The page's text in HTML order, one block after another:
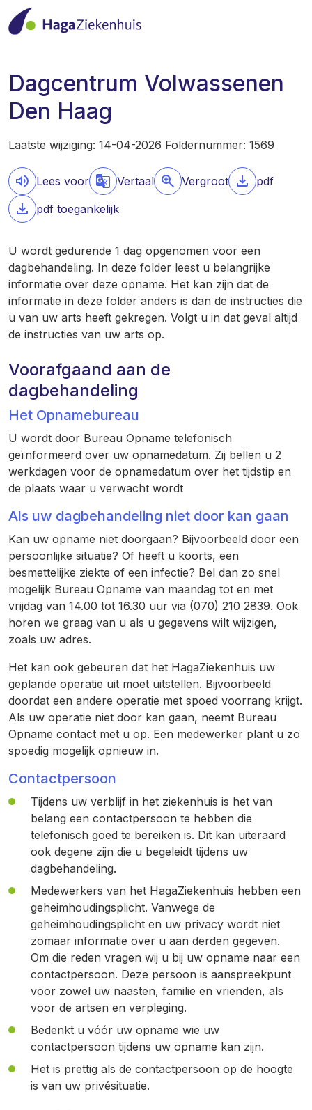
Dagcentrum Volwassenen
Den Haag
Laatste wijziging: 14-04-2026 Foldernummer: 1569
Lees voor Vertaal Vergroot
pdf
pdf toegankelijk
U wordt gedurende 1 dag opgenomen voor een
dagbehandeling. In deze folder leest u belangrijke
informatie over deze opname. Het kan zijn dat de
informatie in deze folder anders is dan de instructies die
u van uw arts heeft gekregen. Volgt u in dat geval altijd
de instructies van uw arts op.
Voorafgaand aan de
dagbehandeling
Het Opnamebureau
U wordt door Bureau Opname telefonisch
geïnformeerd over uw opnamedatum. Zij bellen u 2
werkdagen voor de opnamedatum over het tijdstip en
de plaats waar u verwacht wordt
Als uw dagbehandeling niet door kan gaan
Kan uw opname niet doorgaan? Bijvoorbeeld door een
persoonlijke situatie? Of heeft u koorts, een
besmettelijke ziekte of een infectie? Bel dan zo snel
mogelijk Bureau Opname van maandag tot en met
vrijdag van 14.00 tot 16.30 uur via (070) 210 2839. Ook
horen we graag van u als u gegevens wilt wijzigen,
zoals uw adres.
Het kan ook gebeuren dat het HagaZiekenhuis uw
geplande operatie uit moet uitstellen. Bijvoorbeeld
doordat een andere operatie met spoed voorrang krijgt.
Als uw operatie niet door kan gaan, neemt Bureau
Opname contact met u op. Een medewerker plant u zo
spoedig mogelijk opnieuw in.
Contactpersoon
Tijdens uw verblijf in het ziekenhuis is het van
belang een contactpersoon te hebben die
telefonisch goed te bereiken is. Dit kan uiteraard
ook degene zijn die u begeleidt tijdens uw
dagbehandeling.
Medewerkers van het HagaZiekenhuis hebben een
geheimhoudingsplicht. Vanwege de
geheimhoudingsplicht en uw privacy wordt niet
zomaar informatie over u aan derden gegeven.
Om die reden vragen wij u bij uw opname naar een
contactpersoon. Deze persoon is aanspreekpunt
voor zowel uw naasten, familie en vrienden, als
voor de artsen en verpleging.
Bedenkt u vóór uw opname wie uw
contactpersoon tijdens uw opname kan zijn.
Het is prettig als de contactpersoon op de hoogte
is van uw privésituatie.